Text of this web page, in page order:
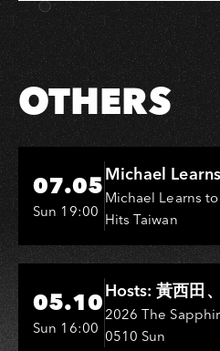
OTHERS
Hi-Ing Music Hall
07.05
Sun 19:00
Michael
Michael Learns
Hits Taiwan
Hi-Ing Music Hall
05.10
Sun 16:00
Hosts: 黃西田
Entertainers:
敏、王彩樺、
2026 The
0510 Sun